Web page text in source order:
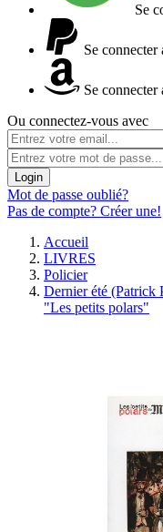
Se
Se connecter
Se connecter
Ou connectez-vous avec
Login
Mot de passe oublié?
Pas de compte? Créer une!
Accueil
LIVRES
Policier
Dernier été (Patrick
"Les petits polars"